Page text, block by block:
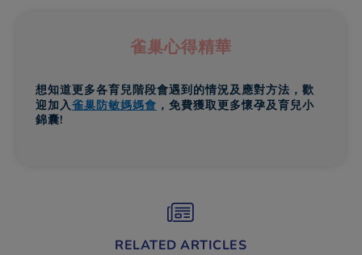
雀巢心得精華
想知道更多各育兒階段會遇到的情況及應對方法，歡
迎加入雀巢防敏媽媽會 ，免費獲取更多懷孕及育兒小
錦囊!
RELATED ARTICLES